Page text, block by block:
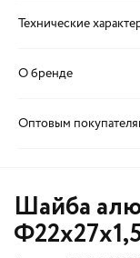
Технические
О бренде
Оптовым
Шайба